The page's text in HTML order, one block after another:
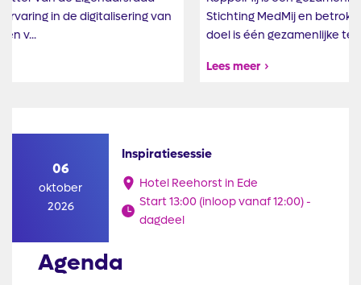
Stichting MedMij en betrokken zorg - en ICT partijen. Het
doel is één gezamenlijke technische ...
Agenda
06
oktober
2026
Inspiratiesessie
Hotel Reehorst in Ede
Start 13:00 (inloop vanaf 12:00) -
dagdeel